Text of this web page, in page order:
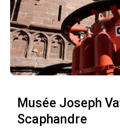
Musée Joseph
Scaphandre